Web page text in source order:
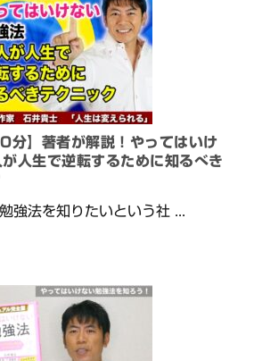
分】著者が解説！やってはいけ
人生で逆転するために知るべき
強法を知りたいという社 ...